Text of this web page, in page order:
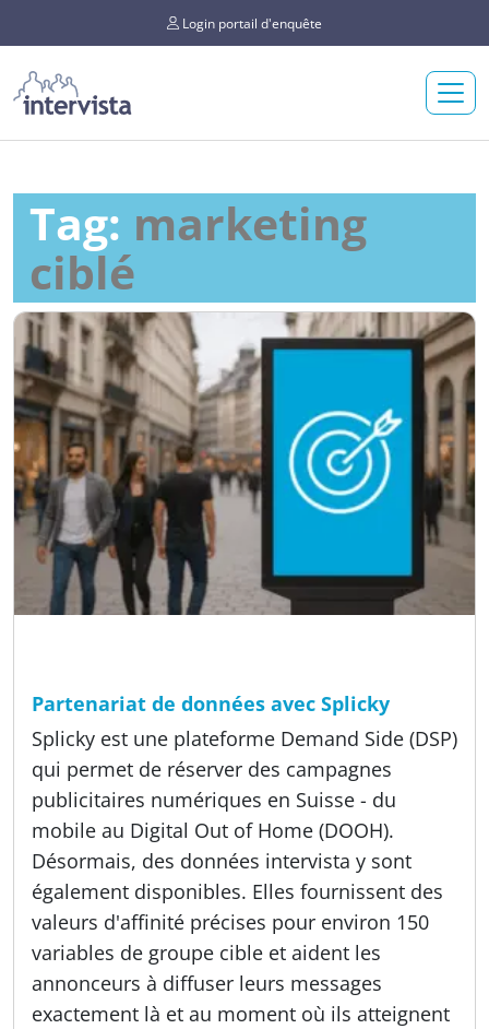
Login portail d'enquête
Tag: marketing
ciblé
Partenariat de données avec Splicky
Splicky est une plateforme Demand Side (DSP)
qui permet de réserver des campagnes
publicitaires numériques en Suisse - du
mobile au Digital Out of Home (DOOH).
Désormais, des données intervista y sont
également disponibles. Elles fournissent des
valeurs d'affinité précises pour environ 150
variables de groupe cible et aident les
annonceurs à diffuser leurs messages
exactement là et au moment où ils atteignent